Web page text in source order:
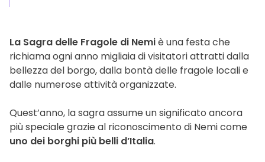
La Sagra delle Fragole di Nemiè una festa che
richiama ogni anno migliaia di visitatori attratti dalla
bellezza del borgo, dalla bontà delle fragole locali e
dalle numerose attività organizzate.
Quest’anno, la sagra assume un significato ancora
più speciale grazie al riconoscimento di Nemi come
uno dei borghi più belli d’Italia.